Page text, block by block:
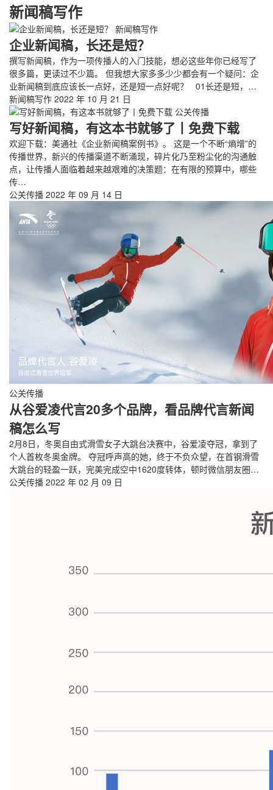
新闻稿写作
新闻稿写作
企业新闻稿，长还是短？
撰写新闻稿，作为一项传播人的入门技能，想必这些年你已经写了
很多篇，更读过不少篇。 但我想大家多多少少都会有一个疑问：企
业新闻稿到底应该长一点好，还是短一点好呢？ 01长还是短，…
新闻稿写作 2022 年 10 月 21 日
公关传播
写好新闻稿，有这本书就够了丨免费下载
欢迎下载：美通社《企业新闻稿案例书》。 这是一个不断“熵增”的
传播世界，新兴的传播渠道不断涌现，碎片化乃至粉尘化的沟通触
点，让传播人面临着越来越艰难的决策题：在有限的预算中，哪些
传…
公关传播 2022 年 09 月 14 日
公关传播
从谷爱凌代言20多个品牌，看品牌代言新闻
稿怎么写
2月8日，冬奥自由式滑雪女子大跳台决赛中，谷爱凌夺冠，拿到了
个人首枚冬奥金牌。 夺冠呼声高的她，终于不负众望，在首钢滑雪
大跳台的轻盈一跃，完美完成空中1620度转体，顿时微信朋友圈…
公关传播 2022 年 02 月 09 日